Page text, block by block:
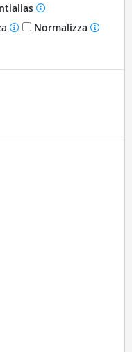
Normalizza